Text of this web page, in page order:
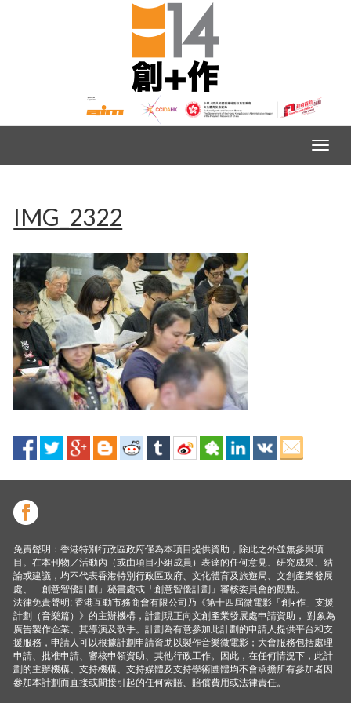
IMG_2322
免責聲明：香港特別行政區政府僅為本項目提供資助，除此之外並無參與項
目。在本刊物／活動內（或由項目小組成員）表達的任何意見、研究成果、結
論或建議，均不代表香港特別行政區政府、文化體育及旅遊局、文創產業發展
處、「創意智優計劃」秘書處或「創意智優計劃」審核委員會的觀點。
法律免責聲明: 香港互動市務商會有限公司乃《第十四屆微電影「創+作」支援
計劃（音樂篇）》的主辦機構，計劃現正向文創產業發展處申請資助， 對象為
廣告製作企業、其導演及歌手。計劃為有意參加此計劃的申請人提供平台和支
援服務，申請人可以根據計劃申請資助以製作音樂微電影；大會服務包括處理
申請、批准申請、審核申領資助、其他行政工作。因此，在任何情況下，此計
劃的主辦機構、支持機構、支持媒體及支持學術圑體均不會承擔所有參加者因
參加本計劃而直接或間接引起的任何索賠、賠償費用或法律責任。